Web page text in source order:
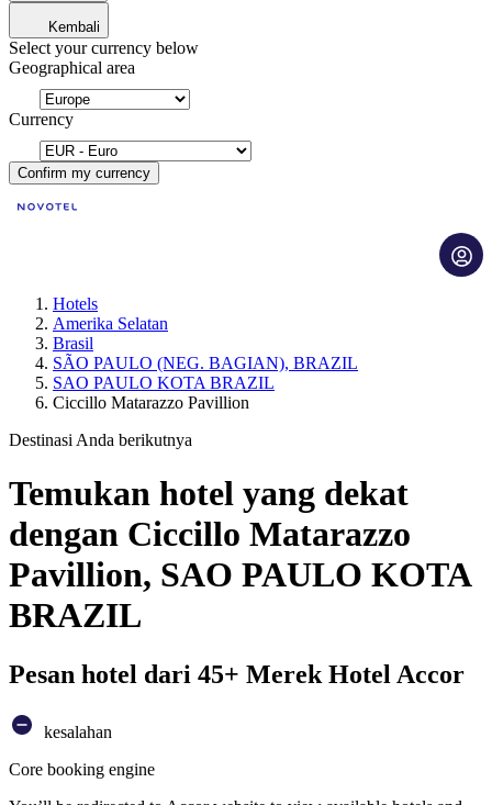
Kembali
Select your currency below
Geographical area
Currency
Confirm my currency
Hotels
Amerika Selatan
Brasil
SÃO PAULO (NEG. BAGIAN), BRAZIL
SAO PAULO KOTA BRAZIL
Ciccillo Matarazzo Pavillion
Destinasi Anda berikutnya
Temukan hotel yang dekat
dengan Ciccillo Matarazzo
Pavillion, SAO PAULO KOTA
BRAZIL
Pesan hotel dari 45+ Merek Hotel Accor
kesalahan
Core booking engine